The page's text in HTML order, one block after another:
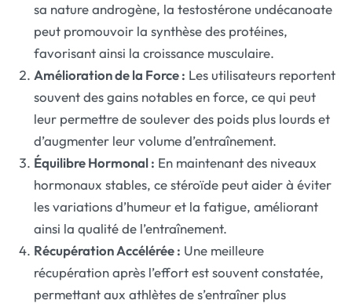
sa nature androgène, la testostérone undécanoate
peut promouvoir la synthèse des protéines,
favorisant ainsi la croissance musculaire.
Amélioration de la Force : Les utilisateurs reportent
souvent des gains notables en force, ce qui peut
leur permettre de soulever des poids plus lourds et
d’augmenter leur volume d’entraînement.
Équilibre Hormonal : En maintenant des niveaux
hormonaux stables, ce stéroïde peut aider à éviter
les variations d’humeur et la fatigue, améliorant
ainsi la qualité de l’entraînement.
Récupération Accélérée : Une meilleure
récupération après l’effort est souvent constatée,
permettant aux athlètes de s’entraîner plus